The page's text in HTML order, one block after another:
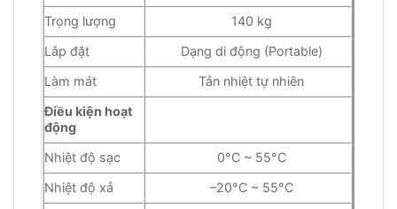
Trọng lượng
140 kg
Lắp đặt
Dạng di động (Portable)
Làm mát
Tản nhiệt tự nhiên
Điều kiện hoạt
động
Nhiệt độ sạc
0°C ~ 55°C
Nhiệt độ xả
–20°C ~ 55°C